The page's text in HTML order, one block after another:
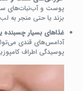
پوست و آب‌نبات‌های
بزند یا حتی منجر به
غذاهای بسیار چسبنده
آدامس‌های قندی
پوسیدگی اطراف